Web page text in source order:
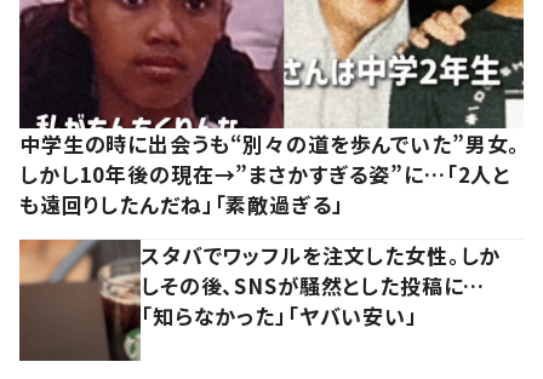
中学生の時に出会うも“別々の道を歩んでいた”男女。
しかし10年後の現在→”まさかすぎる姿”に…「2人と
も遠回りしたんだね」「素敵過ぎる」
スタバでワッフルを注文した女性。しか
しその後、SNSが騒然とした投稿に…
「知らなかった」「ヤバい安い」